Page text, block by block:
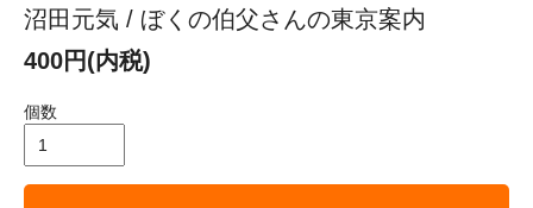
沼田元気 / ぼくの伯父さんの東京案内
400円(内税)
個数